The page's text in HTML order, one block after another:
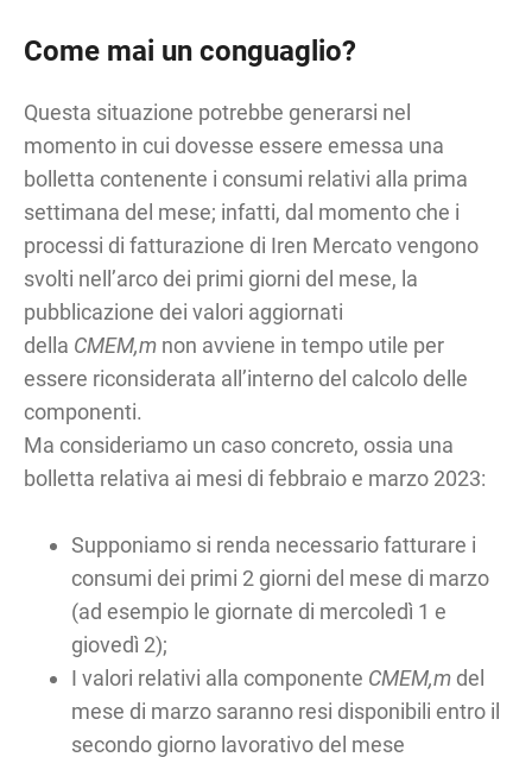
Come mai un conguaglio?
Questa situazione potrebbe generarsi nel
momento in cui dovesse essere emessa una
bolletta contenente i consumi relativi alla prima
settimana del mese; infatti, dal momento che i
processi di fatturazione di Iren Mercato vengono
svolti nell’arco dei primi giorni del mese, la
pubblicazione dei valori aggiornati
della CMEM,m non avviene in tempo utile per
essere riconsiderata all’interno del calcolo delle
componenti.
Ma consideriamo un caso concreto, ossia una
bolletta relativa ai mesi di febbraio e marzo 2023:
Supponiamo si renda necessario fatturare i
consumi dei primi 2 giorni del mese di marzo
(ad esempio le giornate di mercoledì 1 e
giovedì 2);
I valori relativi alla componente CMEM,m del
mese di marzo saranno resi disponibili entro il
secondo giorno lavorativo del mese